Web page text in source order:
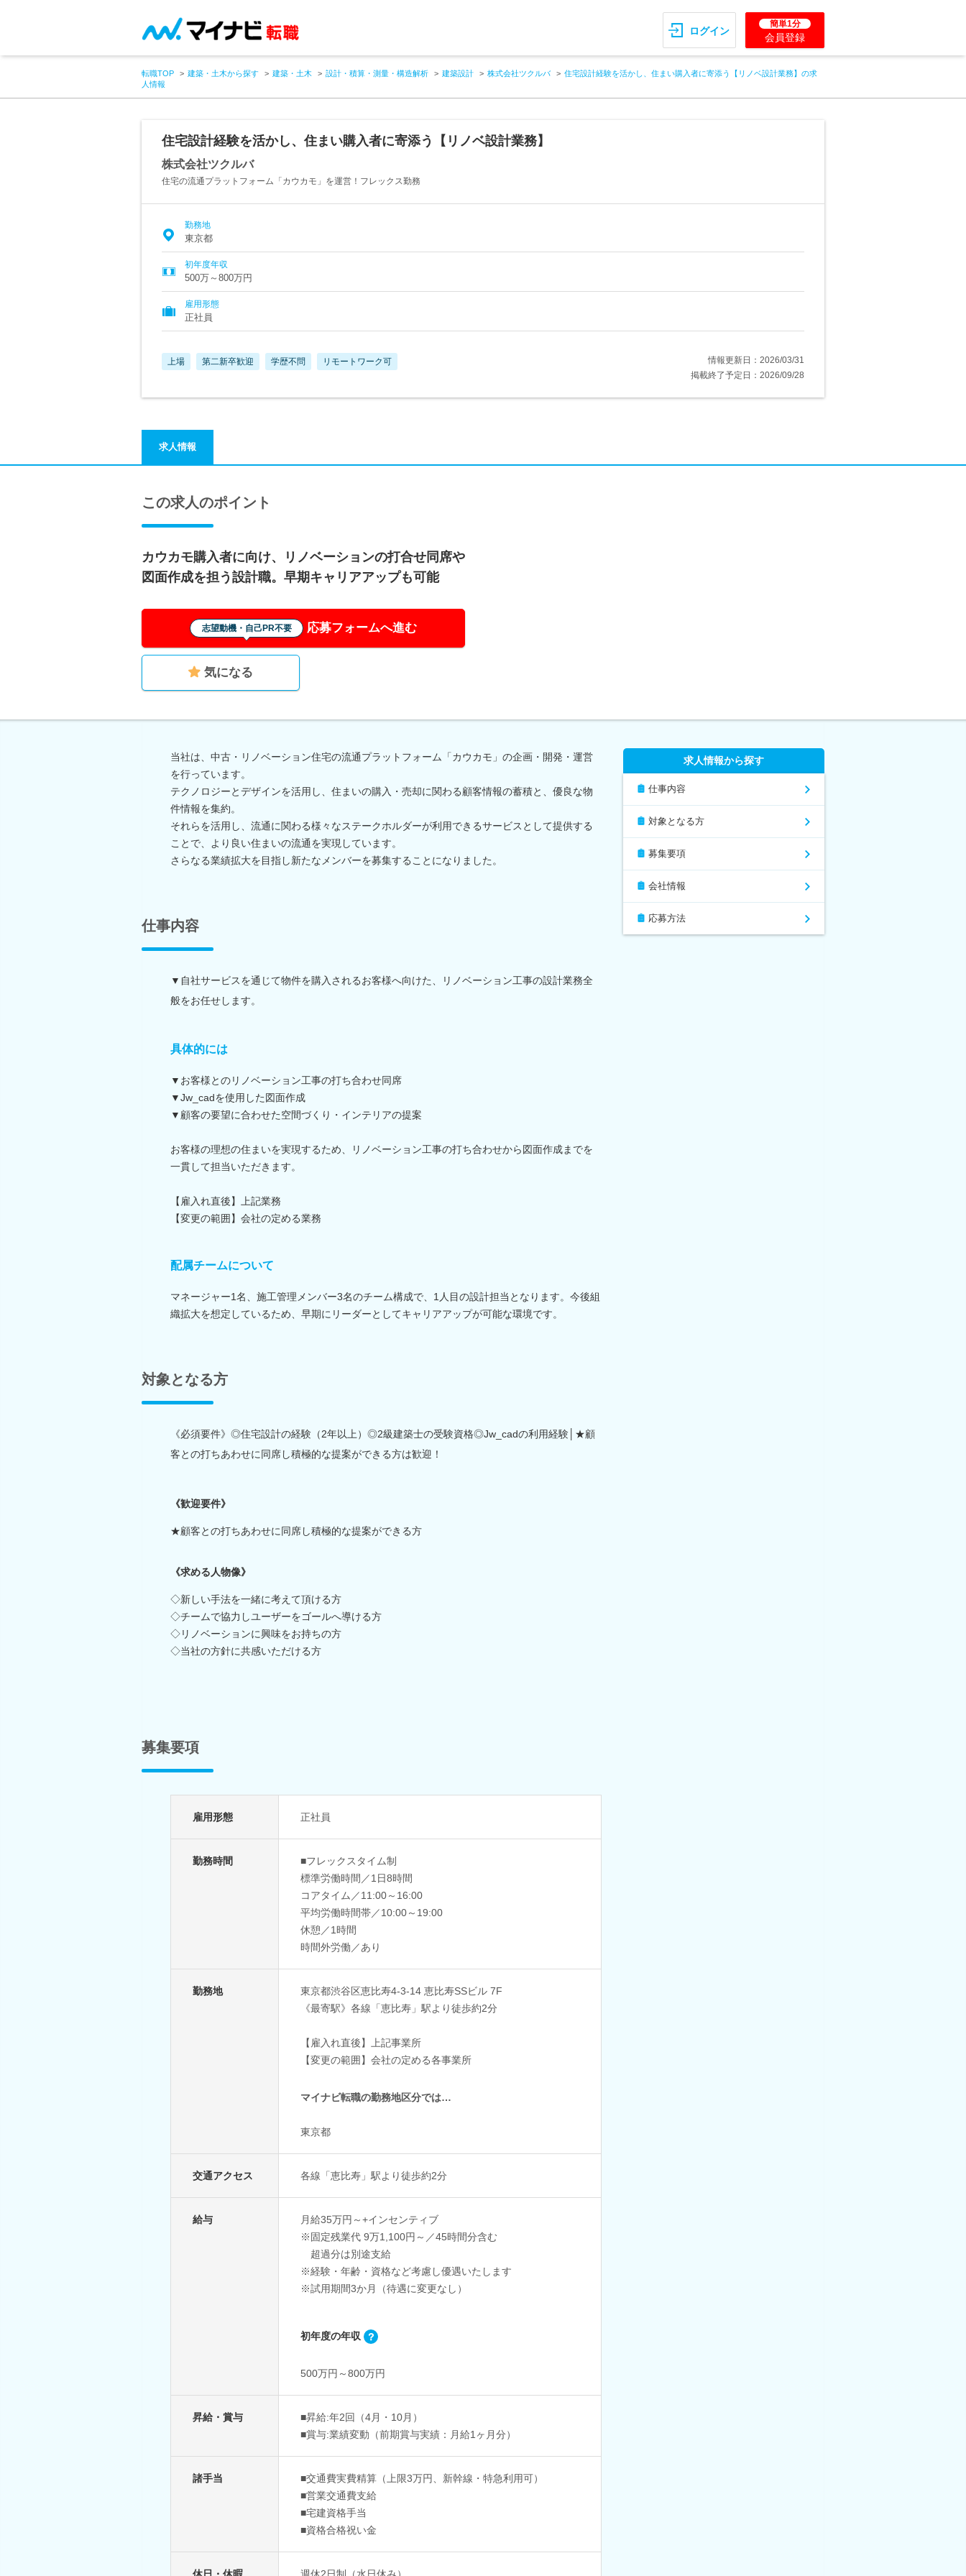
ログイン
簡単1分
会員登録
転職TOP 建築・土木から探す 建築・土木 設計・積算・測量・構造解析 建築設計 株式会社ツクルバ
住宅設計経験を活かし、住まい購入者に寄添う【リノベ設計業務】の求
人情報
住宅設計経験を活かし、住まい購入者に寄添う【リノベ設計業務】
株式会社ツクルバ
住宅の流通プラットフォーム「カウカモ」を運営！フレックス勤務
勤務地
東京都
初年度年収
500万～800万円
雇用形態
正社員
上場 第二新卒歓迎 学歴不問 リモートワーク可
情報更新日：2026/03/31
掲載終了予定日：2026/09/28
求人情報
この求人のポイント
カウカモ購入者に向け、リノベーションの打合せ同席や
図面作成を担う設計職。早期キャリアアップも可能
志望動機・自己PR不要 応募フォームへ進む
気になる
当社は、中古・リノベーション住宅の流通プラットフォーム「カウカモ」の企画・開発・運営
を行っています。
テクノロジーとデザインを活用し、住まいの購入・売却に関わる顧客情報の蓄積と、優良な物
件情報を集約。
それらを活用し、流通に関わる様々なステークホルダーが利用できるサービスとして提供する
ことで、より良い住まいの流通を実現しています。
さらなる業績拡大を目指し新たなメンバーを募集することになりました。
仕事内容
▼自社サービスを通じて物件を購入されるお客様へ向けた、リノベーション工事の設計業務全
般をお任せします。
具体的には
▼お客様とのリノベーション工事の打ち合わせ同席
▼Jw_cadを使用した図面作成
▼顧客の要望に合わせた空間づくり・インテリアの提案
お客様の理想の住まいを実現するため、リノベーション工事の打ち合わせから図面作成までを
一貫して担当いただきます。
【雇入れ直後】上記業務
【変更の範囲】会社の定める業務
配属チームについて
マネージャー1名、施工管理メンバー3名のチーム構成で、1人目の設計担当となります。今後組
織拡大を想定しているため、早期にリーダーとしてキャリアアップが可能な環境です。
対象となる方
《必須要件》◎住宅設計の経験（2年以上）◎2級建築士の受験資格◎Jw_cadの利用経験│★顧
客との打ちあわせに同席し積極的な提案ができる方は歓迎！
《歓迎要件》
★顧客との打ちあわせに同席し積極的な提案ができる方
《求める人物像》
◇新しい手法を一緒に考えて頂ける方
◇チームで協力しユーザーをゴールへ導ける方
◇リノベーションに興味をお持ちの方
◇当社の方針に共感いただける方
募集要項
雇用形態 正社員
勤務時間
■フレックスタイム制
標準労働時間／1日8時間
コアタイム／11:00～16:00
平均労働時間帯／10:00～19:00
休憩／1時間
時間外労働／あり
勤務地
東京都渋谷区恵比寿4-3-14 恵比寿SSビル 7F
《最寄駅》各線「恵比寿」駅より徒歩約2分
【雇入れ直後】上記事業所
【変更の範囲】会社の定める各事業所
マイナビ転職の勤務地区分では…
東京都
交通アクセス 各線「恵比寿」駅より徒歩約2分
給与
月給35万円～+インセンティブ
※固定残業代 9万1,100円～／45時間分含む
超過分は別途支給
※経験・年齢・資格など考慮し優遇いたします
※試用期間3か月（待遇に変更なし）
初年度の年収
500万円～800万円
昇給・賞与
■昇給:年2回（4月・10月）
■賞与:業績変動（前期賞与実績：月給1ヶ月分）
諸手当
■交通費実費精算（上限3万円、新幹線・特急利用可）
■営業交通費支給
■宅建資格手当
■資格合格祝い金
休日・休暇 週休2日制（水日休み）
求人情報から探す
仕事内容
対象となる方
募集要項
会社情報
応募方法